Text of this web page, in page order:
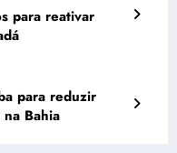
para reativar
para reduzir
Bahia